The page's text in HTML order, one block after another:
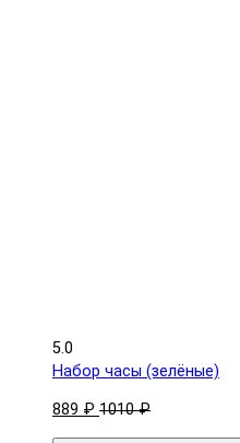
5.0
Набор часы (зелёные)
889 ₽ 1010 ₽